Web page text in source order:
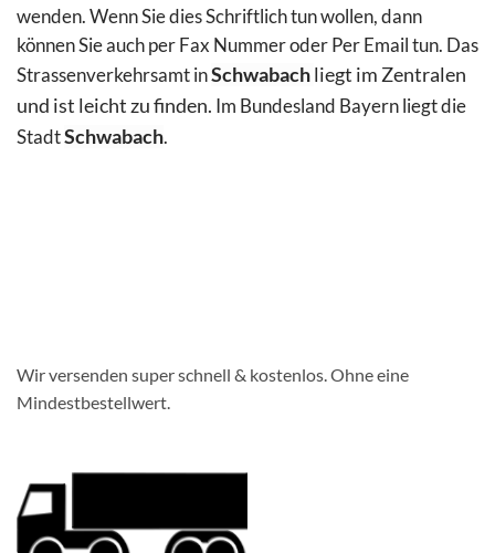
wenden. Wenn Sie dies Schriftlich tun wollen, dann
können Sie auch per Fax Nummer oder Per Emailtun. Das
Strassenverkehrsamt inSchwabachliegt im Zentralen
und ist leicht zu finden. Im Bundesland Bayern liegt die
StadtSchwabach.
Wir versenden super schnell & kostenlos. Ohne eine
Mindestbestellwert.